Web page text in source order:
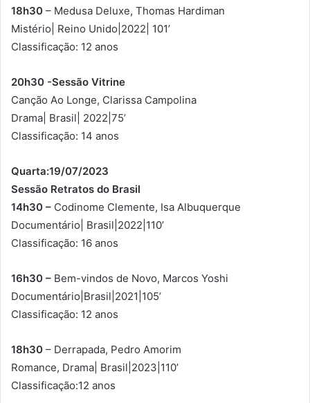
18h30 – Medusa Deluxe, Thomas Hardiman
Mistério| Reino Unido|2022| 101’
Classificação: 12 anos
20h30 -Sessão Vitrine
Canção Ao Longe, Clarissa Campolina
Drama| Brasil| 2022|75’
Classificação: 14 anos
Quarta:19/07/2023
Sessão Retratos do Brasil
14h30 – Codinome Clemente, Isa Albuquerque
Documentário| Brasil|2022|110’
Classificação: 16 anos
16h30 – Bem-vindos de Novo, Marcos Yoshi
Documentário|Brasil|2021|105’
Classificação: 12 anos
18h30 – Derrapada, Pedro Amorim
Romance, Drama| Brasil|2023|110’
Classificação:12 anos